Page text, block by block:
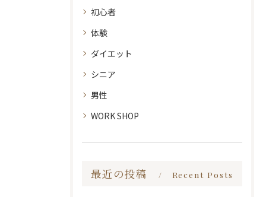
初心者
体験
ダイエット
シニア
男性
WORK SHOP
最近の投稿 Recent Posts